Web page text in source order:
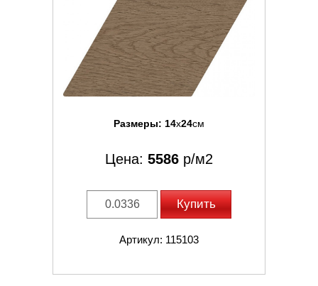
Размеры: 14x24см
Цена: 5586 р/м2
Купить
Артикул: 115103